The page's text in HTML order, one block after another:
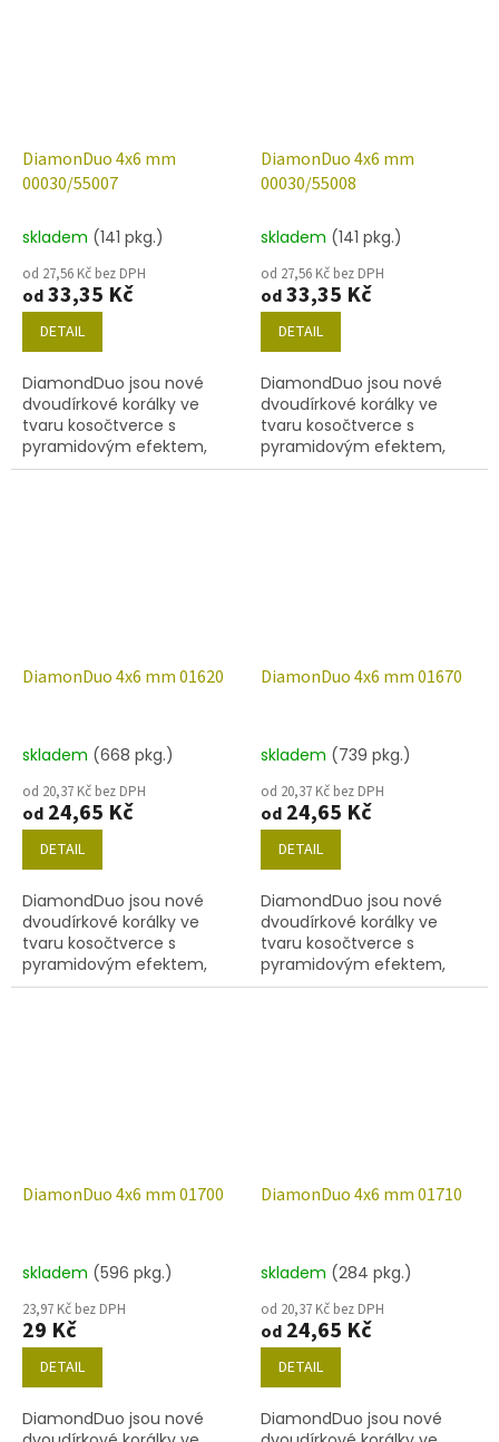
DiamonDuo 4x6 mm
00030/55007
skladem (141 pkg.)
od 27,56 Kč bez DPH
od33,35 Kč
DETAIL
DiamondDuo jsou nové
dvoudírkové korálky ve
tvaru kosočtverce s
pyramidovým efektem,
velikost 4x6 mm, obsah
DiamonDuo 4x6 mm
00030/55008
skladem (141 pkg.)
od 27,56 Kč bez DPH
od33,35 Kč
DETAIL
DiamondDuo jsou nové
dvoudírkové korálky ve
tvaru kosočtverce s
pyramidovým efektem,
velikost 4x6 mm, obsah
DiamonDuo 4x6 mm 01620
skladem (668 pkg.)
od 20,37 Kč bez DPH
od 24,65 Kč
DETAIL
DiamondDuo jsou nové
dvoudírkové korálky ve
tvaru kosočtverce s
pyramidovým efektem,
velikost 4x6 mm, obsah
DiamonDuo 4x6 mm 01670
skladem (739 pkg.)
od 20,37 Kč bez DPH
od 24,65 Kč
DETAIL
DiamondDuo jsou nové
dvoudírkové korálky ve
tvaru kosočtverce s
pyramidovým efektem,
velikost 4x6 mm, obsah
DiamonDuo 4x6 mm 01700
skladem (596 pkg.)
23,97 Kč bez DPH
29 Kč
DETAIL
DiamondDuo jsou nové
DiamonDuo 4x6 mm 01710
skladem (284 pkg.)
od 20,37 Kč bez DPH
od 24,65 Kč
DETAIL
DiamondDuo jsou nové